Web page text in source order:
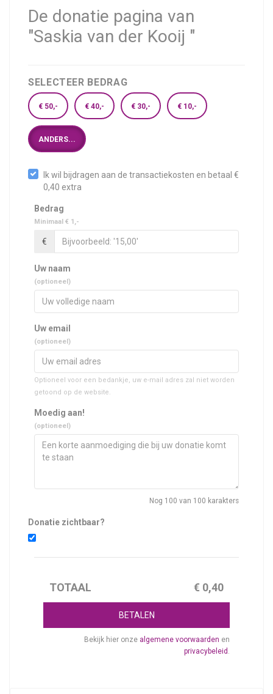
De donatie pagina van
"Saskia van der Kooij "
SELECTEER BEDRAG
€ 50,- € 40,- € 30,- € 10,-
ANDERS...
Ik wil bijdragen aan de transactiekosten en betaal €
0,40 extra
Bedrag
Minimaal € 1,-
€
Uw naam
(optioneel)
Uw email
(optioneel)
Optioneel voor een bedankje, uw e-mail adres zal niet worden
getoond op de website.
Moedig aan!
(optioneel)
Nog 100 van 100 karakters
Donatie zichtbaar?
TOTAAL € 0,40
BETALEN
Bekijk hier onze algemene voorwaarden en
privacybeleid .